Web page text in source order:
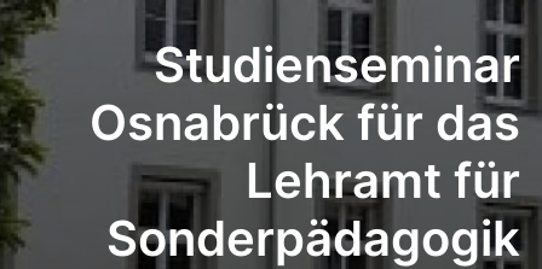
Studienseminar
Osnabrück für das
Lehramt für
Sonderpädagogik